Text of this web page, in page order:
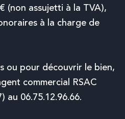
(non assujetti à la TVA),
à la charge de
ou pour découvrir le bien,
commercial RSAC
au 06.75.12.96.66.